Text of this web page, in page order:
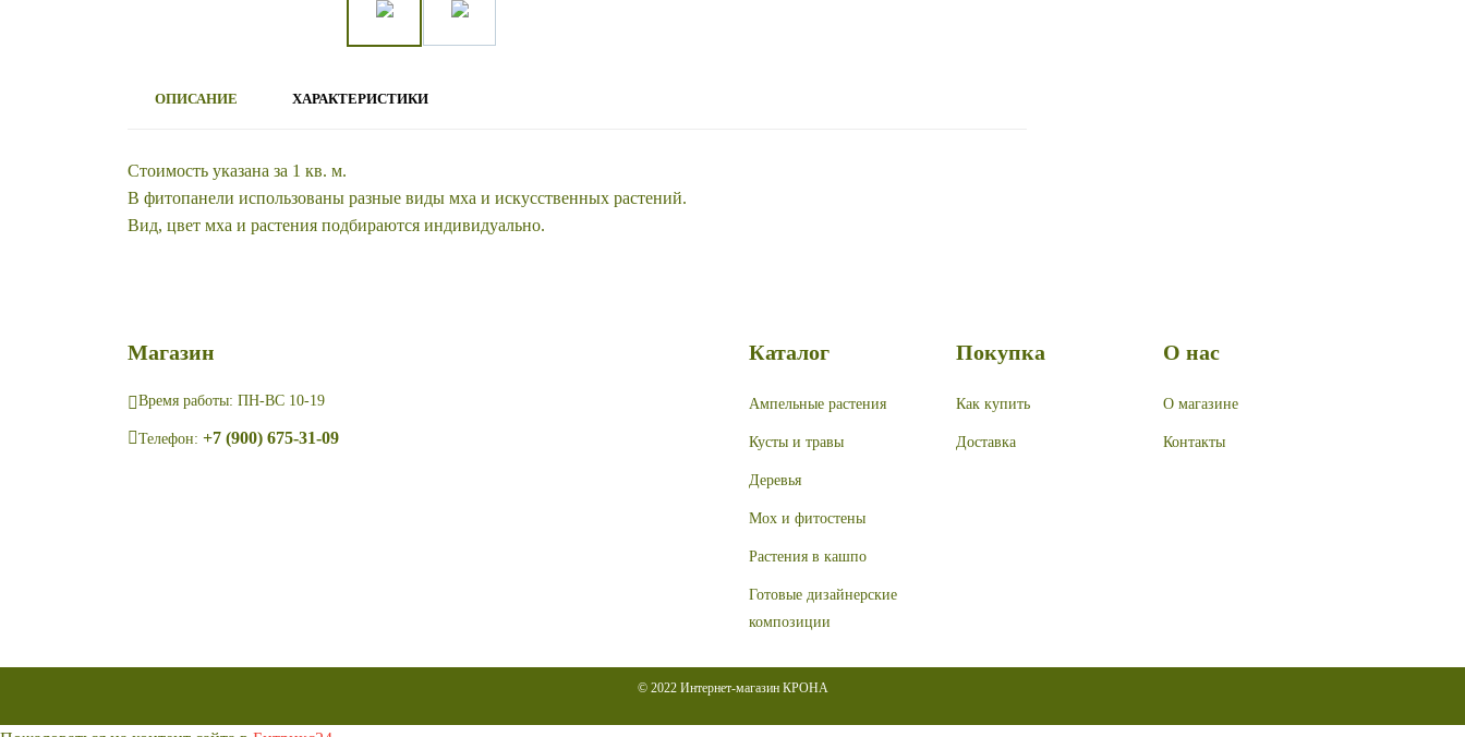
ОПИСАНИЕ ХАРАКТЕРИСТИКИ
Стоимость указана за 1 кв. м.
В фитопанели использованы разные виды мха и искусственных растений.
Вид, цвет мха и растения подбираются индивидуально.
Магазин
Время работы: ПН-ВС 10-19
Телефон: +7 (900) 675-31-09
Каталог
Ампельные растения
Кусты и травы
Деревья
Мох и фитостены
Растения в кашпо
Готовые дизайнерские
композиции
Покупка
Как купить
Доставка
О нас
О магазине
Контакты
© 2022 Интернет-магазин КРОНА